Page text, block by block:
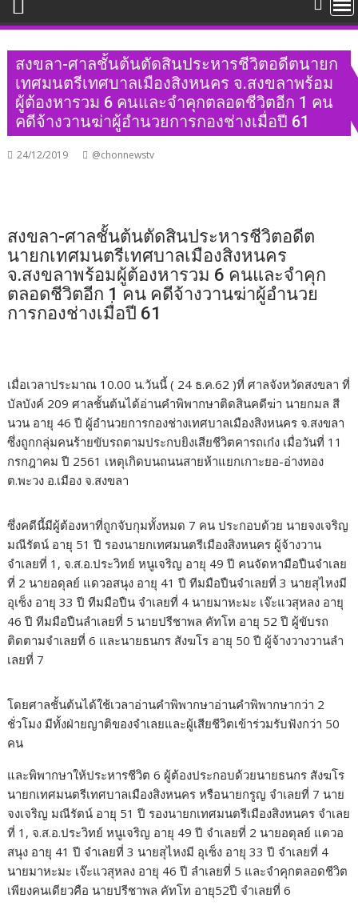
สงขลา-ศาลชั้นต้นตัดสินประหารชีวิตอดีตนายก
เทศมนตรีเทศบาลเมืองสิงหนคร จ.สงขลาพร้อม
ผู้ต้องหารวม 6 คนและจำคุกตลอดชีวิตอีก 1 คน
คดีจ้างวานฆ่าผู้อำนวยการกองช่างเมื่อปี 61
24/12/2019 @chonnewstv
สงขลา-ศาลชั้นต้นตัดสินประหารชีวิตอดีต
นายกเทศมนตรีเทศบาลเมืองสิงหนคร
จ.สงขลาพร้อมผู้ต้องหารวม 6 คนและจำคุก
ตลอดชีวิตอีก 1 คน คดีจ้างวานฆ่าผู้อำนวย
การกองช่างเมื่อปี 61
เมื่อเวลาประมาณ 10.00 น.วันนี้ ( 24 ธ.ค.62 )ที่ ศาลจังหวัดสงขลา ที่
บัลบังค์ 209 ศาลชั้นต้นได้อ่านคำพิพากษาติดสินคดีฆ่า นายกมล สี
นวน อายุ 46 ปี ผู้อำนวยการกองช่างเทศบาลเมืองสิงหนคร จ.สงขลา
ซึ่งถูกกลุ่มคนร้ายขับรถตามประกบยิงเสียชีวิตคารถเก๋ง เมื่อวันที่ 11
กรกฎาคม ปี 2561 เหตุเกิดบนถนนสายห้าแยกเกาะยอ-อ่างทอง
ต.พะวง อ.เมือง จ.สงขลา
ซึ่งคดีนี้มีผู้ต้องหาที่ถูกจับกุมทั้งหมด 7 คน ประกอบด้วย นายจงเจริญ
มณีรัตน์ อายุ 51 ปี รองนายกเทศมนตรีเมืองสิงหนคร ผู้จ้างวาน
จำเลยที่ 1, จ.ส.อ.ประวิทย์ หนูเจริญ อายุ 49 ปี คนจัดหามือปืนจำเลย
ที่ 2 นายอดุลย์ แดวอสนุง อายุ 41 ปี ทีมมือปืนจำเลยที่ 3 นายสุไหงมี
อุเซ็ง อายุ 33 ปี ทีมมือปืน จำเลยที่ 4 นายมาหะมะ เจ๊ะแวสุหลง อายุ
46 ปี ทีมมือปืนลำเลยที่ 5 นายปรีชาพล คัทโท อายุ 52 ปี ผู้ขับรถ
ติดตามจำเลยที่ 6 และนายธนกร สังฆโร อายุ 50 ปี ผู้จ้างวางวานลำ
เลยที่ 7
โดยศาลชั้นต้นได้ใช้เวลาอ่านคำพิพากษาอ่านคำพิพากษากว่า 2
ชั่วโมง มีทั้งฝ่ายญาติของจำเลยและผู้เสียชีวิตเข้าร่วมรับฟังกว่า 50
คน
และพิพากษาให้ประหารชีวิต 6 ผู้ต้องประกอบด้วยนายธนกร สังฆโร
นายกเทศมนตรีเทศบาลเมืองสิงหนคร หรือนายกรูญ จำเลยที่ 7 นาย
จงเจริญ มณีรัตน์ อายุ 51 ปี รองนายกเทศมนตรีเมืองสิงหนคร จำเลย
ที่ 1, จ.ส.อ.ประวิทย์ หนูเจริญ อายุ 49 ปี จำเลยที่ 2 นายอดุลย์ แดวอ
สนุง อายุ 41 ปี จำเลยที่ 3 นายสุไหงมี อุเซ็ง อายุ 33 ปี จำเลยที่ 4
นายมาหะมะ เจ๊ะแวสุหลง อายุ 46 ปี ลำเลยที่ 5 และจำคุกตลอดชีวิต
เพียงคนเดียวคือ นายปรีชาพล คัทโท อายุ52ปี จำเลยที่ 6